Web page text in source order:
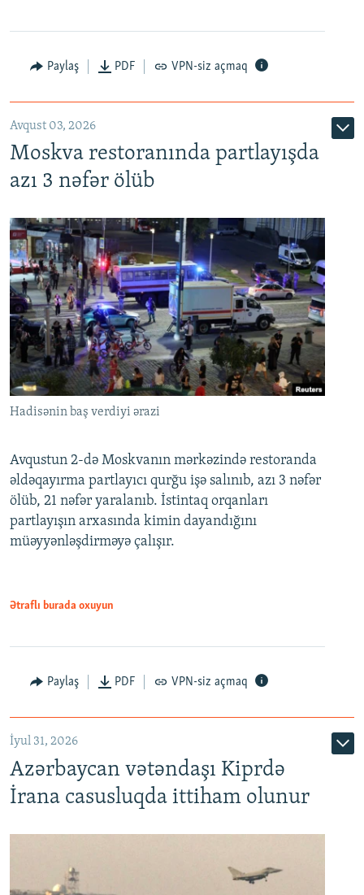
Paylaş PDF VPN-siz açmaq
Avqust 03, 2026
Moskva restoranında partlayışda
azı 3 nəfər ölüb
Hadisənin baş verdiyi ərazi
Avqustun 2-də Moskvanın mərkəzində restoranda
əldəqayırma partlayıcı qurğu işə salınıb, azı 3 nəfər
ölüb, 21 nəfər yaralanıb. İstintaq orqanları
partlayışın arxasında kimin dayandığını
müəyyənləşdirməyə çalışır.
Ətraflı burada oxuyun
Paylaş PDF VPN-siz açmaq
İyul 31, 2026
Azərbaycan vətəndaşı Kiprdə
İrana casusluqda ittiham olunur